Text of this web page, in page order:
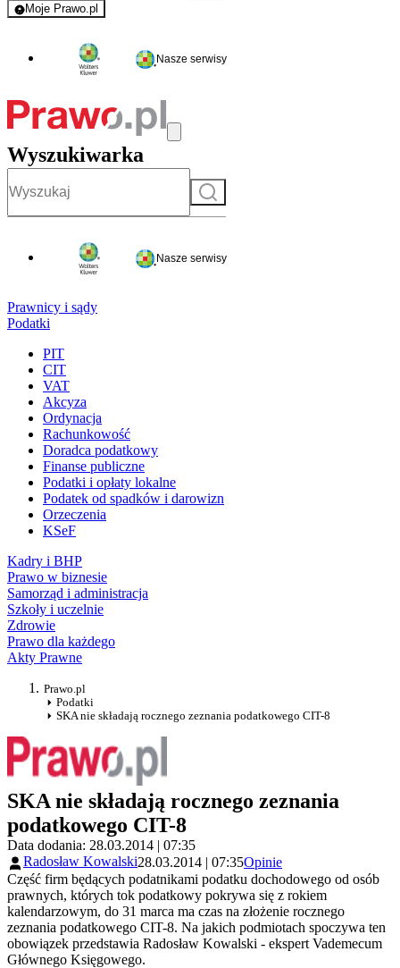
Moje Prawo.pl
- rejestracja i logowanie do serwisu
Nasze serwisy
Wyszukiwarka
Szukaj
Nasze serwisy
Prawnicy i sądy
Podatki
PIT
CIT
VAT
Akcyza
Ordynacja
Rachunkowość
Doradca podatkowy
Finanse publiczne
Podatki i opłaty lokalne
Podatek od spadków i darowizn
Orzeczenia
KSeF
Kadry i BHP
Prawo w biznesie
Samorząd i administracja
Szkoły i uczelnie
Zdrowie
Prawo dla każdego
Akty Prawne
Prawo.pl
Podatki
SKA nie składają rocznego zeznania podatkowego CIT-8
SKA nie składają rocznego zeznania
podatkowego CIT-8
Data dodania: 28.03.2014 | 07:35
Radosław Kowalski28.03.2014 | 07:35Opinie
Część firm będących podatnikami podatku dochodowego od osób
prawnych, których tok podatkowy pokrywa się z rokiem
kalendarzowym, do 31 marca ma czas na złożenie rocznego
zeznania podatkowego CIT-8. Na jakich podmiotach spoczywa ten
obowiązek przedstawia Radosław Kowalski - ekspert Vademecum
Głównego Księgowego.